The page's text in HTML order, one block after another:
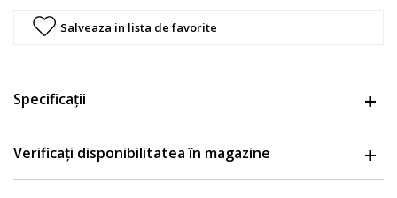
Salveaza in lista de favorite
Specificații
Verificați disponibilitatea în magazine